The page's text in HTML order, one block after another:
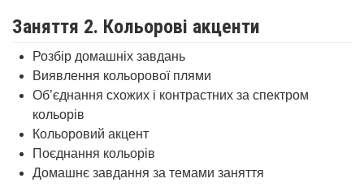
Заняття 2. Кольорові акценти
Розбір домашніх завдань
Виявлення кольорової плями
Об’єднання схожих і контрастних за спектром
кольорів
Кольоровий акцент
Поєднання кольорів
Домашнє завдання за темами заняття